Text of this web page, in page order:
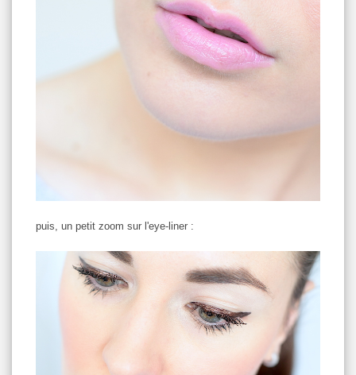
puis, un petit zoom sur l'eye-liner :